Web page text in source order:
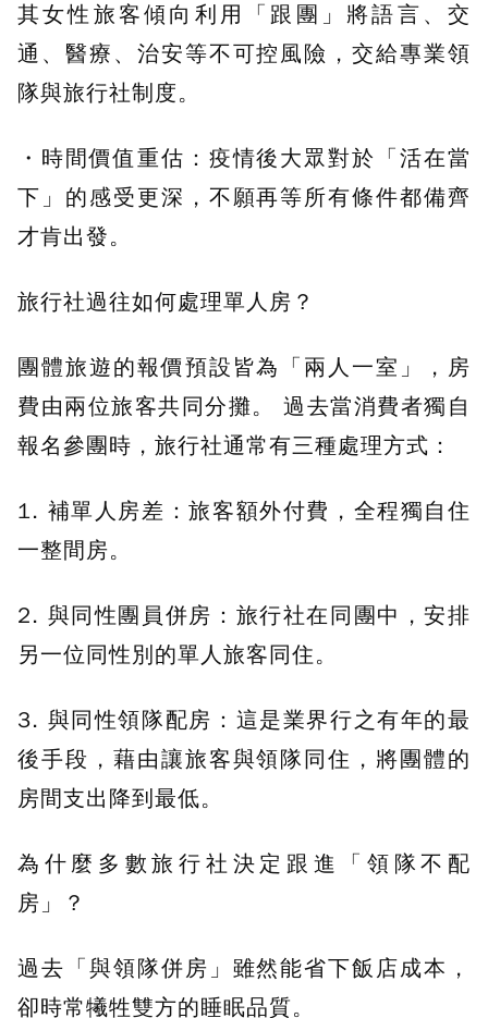
其女性旅客傾向利用「跟團」將語言、交
通、醫療、治安等不可控風險，交給專業領
隊與旅行社制度。
・時間價值重估：疫情後大眾對於「活在當
下」的感受更深，不願再等所有條件都備齊
才肯出發。
旅行社過往如何處理單人房？
團體旅遊的報價預設皆為「兩人一室」，房
費由兩位旅客共同分攤。 過去當消費者獨自
報名參團時，旅行社通常有三種處理方式：
1. 補單人房差：旅客額外付費，全程獨自住
一整間房。
2. 與同性團員併房：旅行社在同團中，安排
另一位同性別的單人旅客同住。
3. 與同性領隊配房：這是業界行之有年的最
後手段，藉由讓旅客與領隊同住，將團體的
房間支出降到最低。
為什麼多數旅行社決定跟進「領隊不配
房」？
過去「與領隊併房」雖然能省下飯店成本，
卻時常犧牲雙方的睡眠品質。